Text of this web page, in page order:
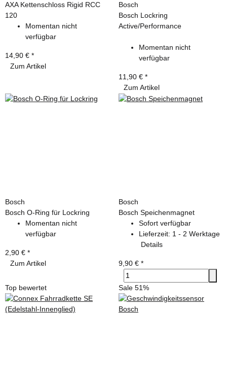
AXA Kettenschloss Rigid RCC
120
Momentan nicht
verfügbar
14,90 € *
Zum Artikel
Bosch
Bosch Lockring
Active/Performance
Momentan nicht
verfügbar
11,90 € *
Zum Artikel
Bosch
Bosch O-Ring für Lockring
Momentan nicht
verfügbar
2,90 € *
Zum Artikel
Bosch
Bosch Speichenmagnet
Sofort verfügbar
Lieferzeit: 1 - 2 Werktage
Details
9,90 € *
Top bewertet Sale 51%